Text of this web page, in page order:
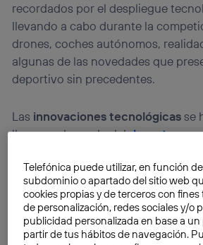
recordados por el despliegue
llevando a cabo durante la
drones, coches autónomos,
algunas de las novedades que
deportivo sin precedentes.
Las innovaciones tecnológicasse
lleno en el mundo deldeportecon
práctica, o vivir loseventos
los lugares del planeta y en todo
Gracias a los últimos avances en
disfrutar de muchas de las
Telefónica puede utilizar, en función
subdominio o apartado del sitio web
cookies propias y de terceros con
de personalización, redes sociales y/o
publicidad personalizada en base a un
partir de tus hábitos de navegación.